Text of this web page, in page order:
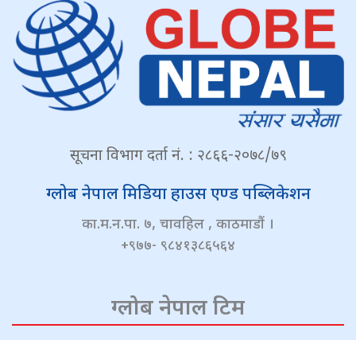
सूचना विभाग दर्ता नं. : २८६६-२०७८/७९
ग्लोब नेपाल मिडिया हाउस एण्ड पब्लिकेशन
का.म.न.पा. ७, चावहिल , काठमाडौं ।
+९७७- ९८४१३८६५६४
ग्लोब नेपाल टिम